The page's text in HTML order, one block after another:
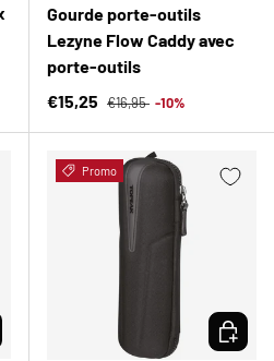
Gourde porte-outils
Lezyne Flow Caddy avec
porte-outils
Prix soldé
€15,25 Prix habituel
€16,95 -10%
LES OPTIONS
Promo